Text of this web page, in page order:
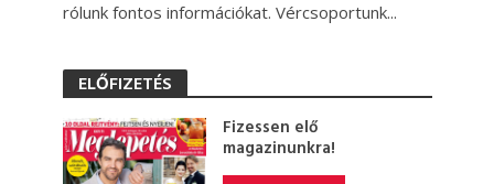
rólunk fontos információkat. Vércsoportunk...
ELŐFIZETÉS
Fizessen elő
magazinunkra!